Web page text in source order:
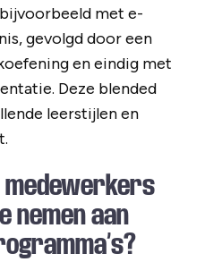
met e-
gevolgd door een
en eindig met
Deze blended
leerstijlen en
medewerkers
nemen aan